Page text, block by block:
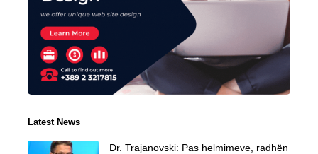
Latest News
Dr. Trajanovski: Pas helmimeve, radhën